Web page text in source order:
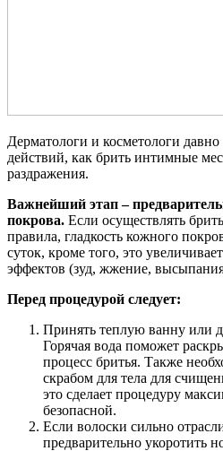
Дерматологи и косметологи давно
действий, как брить интимные
раздражения.
Важнейший этап –
покрова. Если осуществлять
правила, гладкость кожного
суток, кроме того, это
эффектов (зуд, жжение,
Перед процедурой следует:
Принять теплую ванну или
Горячая вода поможет
процесс бритья. Также
скрабом для тела для
это сделает процедуру
безопасной.
Если волоски сильно
предварительно укоротить